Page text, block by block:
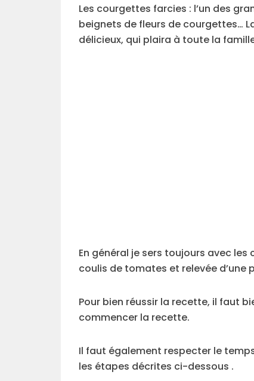
Les courgettes farcies : l’un des
beignets de fleurs de courgettes…
délicieux, qui plaira à toute la
En général je sers toujours avec
coulis de tomates et relevée d’une
Pour bien réussir la recette, il faut
commencer la recette.
Il faut également respecter le
les étapes décrites ci-dessous .